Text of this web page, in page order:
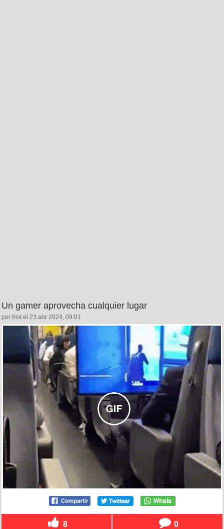
Un gamer aprovecha cualquier lugar
por frist el 23 abr 2024, 09:01
8 0